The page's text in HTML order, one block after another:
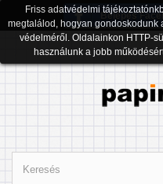
Belépés
Friss adatvédelmi
megtalálod, hogyan gondoskodunk
védelméről. Oldalainkon HTTP-
használunk a jobb